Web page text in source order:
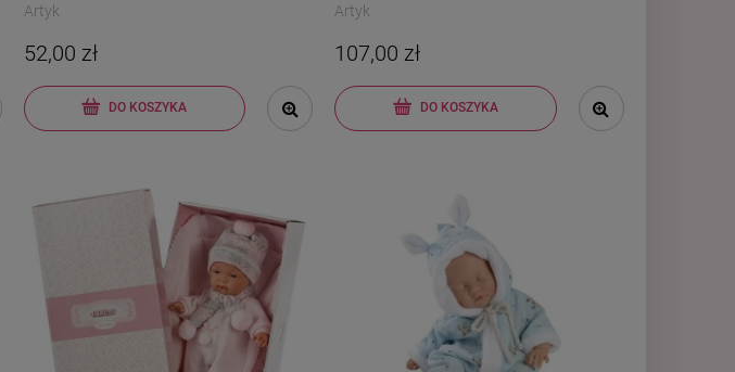
Artyk
52,00 zł
DO KOSZYKA
Artyk
107,00 zł
DO KOSZYKA